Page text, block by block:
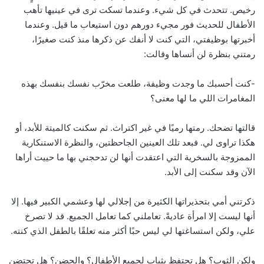
رخيص. تتحدث في كل شيء. وعندما تسكت ترى في عينيها تأهب
الأطفال للحديث فور مجيء دورهم دون استيعاب ما قيل. وعندما
أخبرتها بوظيفتي، التي كنت لا أنفك عن ذكرها منذ كنت صغيرًا،
رمتني بنظرة لن أنساها وقالت:
-كنت أحسبك ما وجدت وظيفة، طلعت مخرّب نفسك بنفسك بهذه
المغامرات اللي ما لها معنى؟
قالتها تضحك. رمتها رميًا في غير اكتراث. ثم سكنت كالميتة للأبد، أو
هكذا تراوى لي. فبعد تلك العينين الجاحظتين، والنظرة الاستنكارية
الممزوجة بالسخرية التي اعتقدت أنها لن تدحجني بها ما حييت أراها
الآن وقد سكنت إلى الأبد.
ذكرتني أمي بتحذيراتها الكثيرة من إجلالي لها وعشمي الكبير فيها. إلا
أنها ليست إلا امرأة عاديةً. تعاملني كما تعامل الجميع. قد لا تصرخ
علي، ولكن استساغتها لي ليس حبًا أكثر منه تعلقًا بالطفل الذي كنته.
ولكن الثوب؟ هل تحتفظ بثيابٍ لجميع الأطفال؟ والحضن؟ هل تحتضن